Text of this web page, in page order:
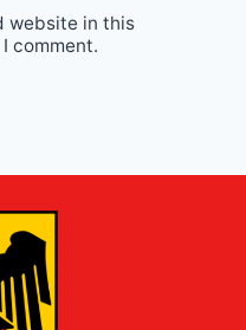
website in this
comment.